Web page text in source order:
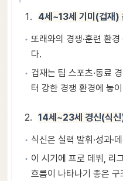
4세~13세 기미(겁재)
또래와의 경쟁·훈련 환
다.
겁재는 팀 스포츠·동료
터 강한 경쟁 환경에 놓
14세~23세 경신(식
식신은 실력 발휘·성과·
이 시기에 프로 데뷔, 리
흐름이 나타나기 좋은 구